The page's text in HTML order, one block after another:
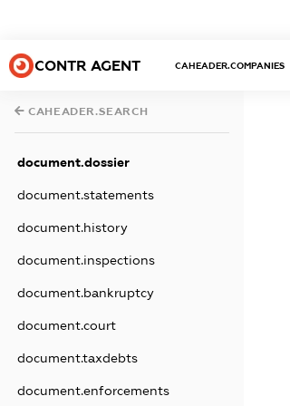
CONTR AGENT CAHEADER.COMPANIES
CAHEADER.SEARCH
document.dossier
document.statements
document.history
document.inspections
document.bankruptcy
document.court
document.taxdebts
document.enforcements